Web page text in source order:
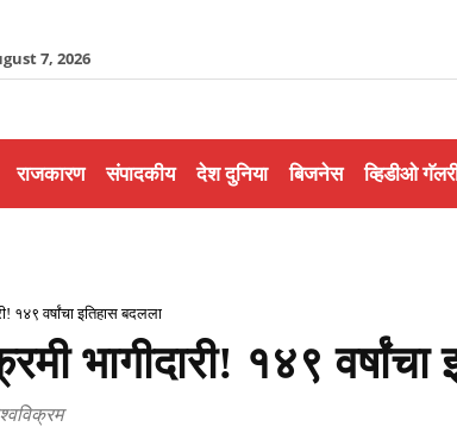
7, 2026
राजकारण संपादकीय देश दुनिया बिजनेस व्हिडीओ
१४९ वर्षांचा इतिहास बदलला
भागीदारी! १४९ वर्षांचा